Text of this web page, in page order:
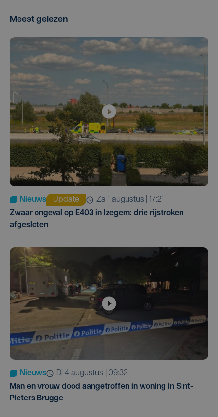
Meest gelezen
Nieuws Update
za 1 augustus | 17:21
Zwaar ongeval op E403 in Izegem: drie rijstroken
afgesloten
Nieuws
di 4 augustus | 09:32
Man en vrouw dood aangetroffen in woning in Sint-
Pieters Brugge